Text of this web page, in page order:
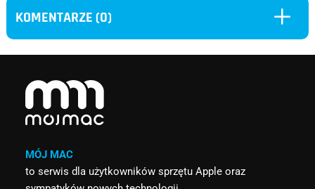
KOMENTARZE (0) L
MÓJ MAC
to serwis dla użytkowników sprzętu Apple oraz